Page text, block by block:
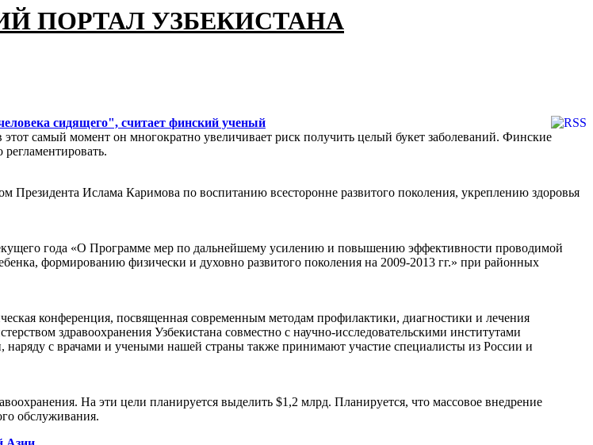
ПОРТАЛ УЗБЕКИСТАНА
сидящего", считает финский ученый
самый момент он многократно увеличивает риск получить целый букет заболеваний. Финские
Президента Ислама Каримова по воспитанию всесторонне развитого поколения, укреплению здоровья
года «О Программе мер по дальнейшему усилению и повышению эффективности проводимой
формированию физически и духовно развитого поколения на 2009-2013 гг.» при районных
конференция, посвященная современным методам профилактики, диагностики и лечения
здравоохранения Узбекистана совместно с научно-исследовательскими институтами
с врачами и учеными нашей страны также принимают участие специалисты из России и
На эти цели планируется выделить $1,2 млрд. Планируется, что массовое внедрение
обслуживания.